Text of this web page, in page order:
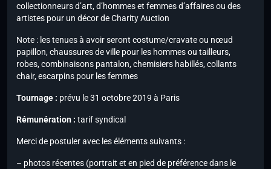
collectionneurs d’art, d’hommes et femmes d’affaires ou des
artistes pour un décor de Charity Auction
Note : les tenues à avoir seront costume/cravate ou nœud
papillon, chaussures de ville pour les hommes ou tailleurs,
robes, combinaisons pantalon, chemisiers habillés, collants
chair, escarpins pour les femmes
Tournage : prévu le 31 octobre 2019 à Paris
Rémunération : tarif syndical
Merci de postuler avec les éléments suivants :
– photos récentes (portrait et en pied de préférence dans le